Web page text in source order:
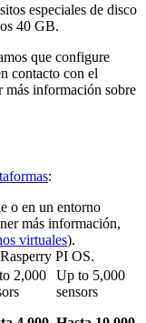
especiales de disco
40 GB.
que configure
contacto con el
más información sobre
:
o en un entorno
más información,
virtuales).
PI OS.
2,000
Up to 5,000
sensors